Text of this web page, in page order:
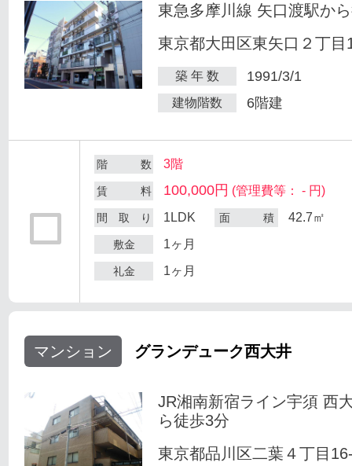
東急多摩川線 矢口渡駅か
東京都大田区東矢口２丁目
築 年 数 1991/3/1
建物階数 6階建
階 数 3階
賃 料 100,000円 (管理費等： - 円)
間 取 り 1LDK 面 積 42.7㎡
敷金 1ヶ月
礼金 1ヶ月
マンション グランデューク西大井
JR湘南新宿ライン宇須 西
ら徒歩3分
東京都品川区二葉４丁目